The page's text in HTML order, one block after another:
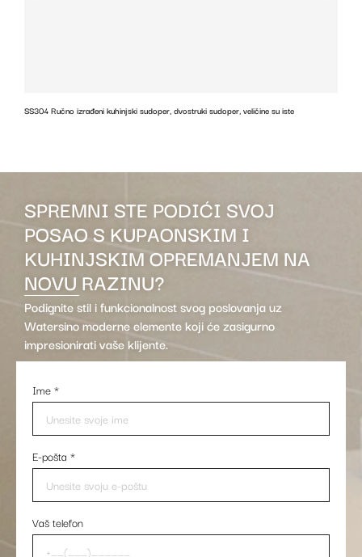
SS304 Ručno izrađeni kuhinjski sudoper, dvostruki sudoper, veličine su iste
SPREMNI STE PODIĆI SVOJ
POSAO S KUPAONSKIM I
KUHINJSKIM OPREMANJEM NA
NOVU RAZINU?
Podignite stil i funkcionalnost svog poslovanja uz
Watersino moderne elemente koji će zasigurno
impresionirati vaše klijente.
Ime*
E-pošta *
Vaš telefon